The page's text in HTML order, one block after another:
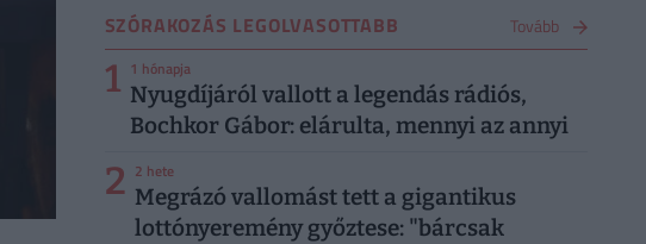
SZÓRAKOZÁS LEGOLVASOTTABB Tovább
1 1 hónapja
Nyugdíjáról vallott a legendás rádiós,
Bochkor Gábor: elárulta, mennyi az annyi
2 2 hete
Megrázó vallomást tett a gigantikus
lottónyeremény győztese: "bárcsak